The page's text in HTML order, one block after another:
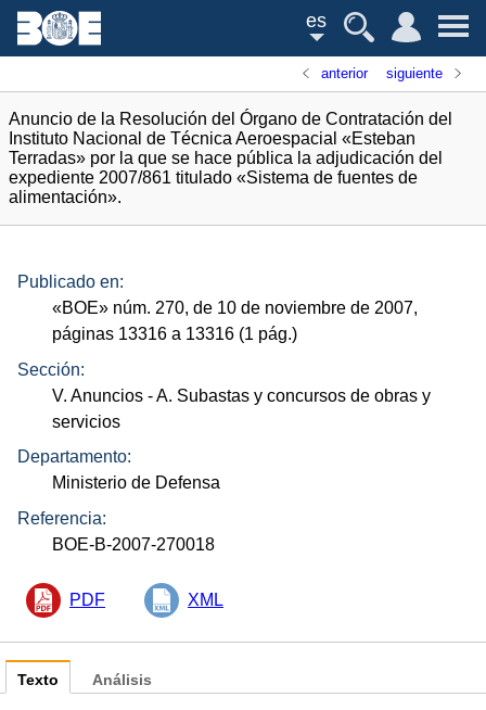
es
anterior siguiente
Anuncio de la Resolución del Órgano de Contratación del
Instituto Nacional de Técnica Aeroespacial «Esteban
Terradas» por la que se hace pública la adjudicación del
expediente 2007/861 titulado «Sistema de fuentes de
alimentación».
Publicado en:
«BOE» núm. 270, de 10 de noviembre de 2007,
páginas 13316 a 13316 (1 pág.)
Sección:
V. Anuncios - A. Subastas y concursos de obras y
servicios
Departamento:
Ministerio de Defensa
Referencia:
BOE-B-2007-270018
PDF XML
Texto Análisis